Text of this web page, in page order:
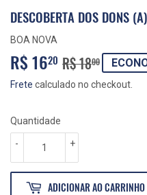
DESCOBERTA DOS DONS (A)
BOA NOVA
R$ 1620 R$ 1800PREÇO
NORMAL
R$
18,00
PREÇO
R$
16,20
Frete calculado no checkout.
Quantidade
+
-
ADICIONAR AO CARRINHO